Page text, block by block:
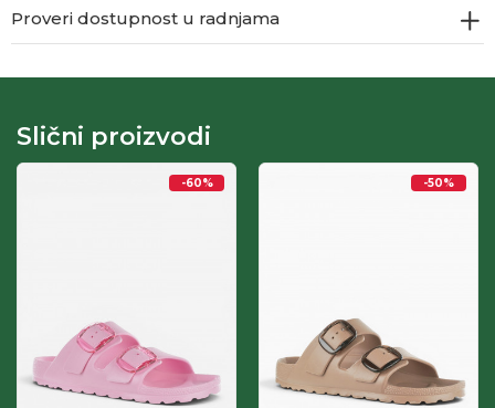
Proveri dostupnost u radnjama
Slični proizvodi
-60% -50%